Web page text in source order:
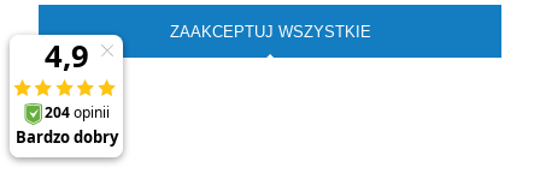
ZAAKCEPTUJ WSZYSTKIE